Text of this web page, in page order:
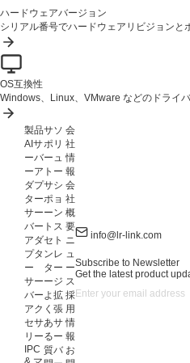
ハードウェアバージョン
シリアル番号でハードウェアリビジョンと
OS互換性
Windows、Linux、VMware などのドライ
製品
AIサ
ーバ
ーア
ダプ
ター
サー
バー
アダ
プタ
ー
サー
バー
アク
セサ
リー
IPC
サ
ポ
ー
ト
サ
ポ
ー
ト
セ
ン
タ
ー
よ
く
あ
る
質
ソ
リ
ュ
ー
シ
ョ
ン
ス
ト
レ
ー
ジ
拡
張
サ
ー
バ
会
社
情
報
会
社
概
要
ニ
ュ
ー
ス
採
用
情
報
お
info@lr-link.com
Subscribe to Newsletter
Get the latest product